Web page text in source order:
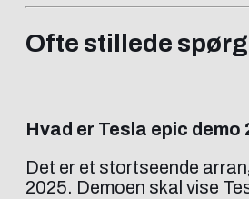
Ofte stillede
Hvad er Tesla epic demo
Det er et stortseende
2025. Demoen skal vise